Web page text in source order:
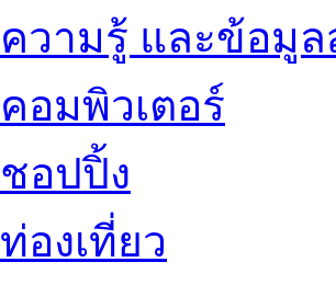
ความรู้ และข้อมู
คอมพิวเตอร์
ชอปปิ้ง
ท่องเที่ยว